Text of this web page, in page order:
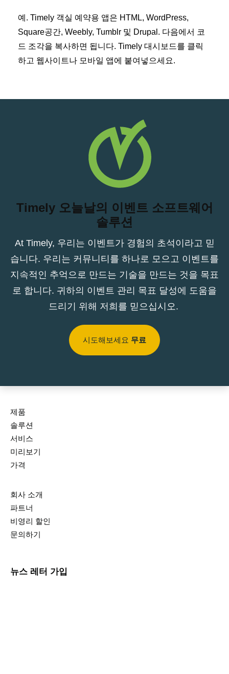
예. Timely 객실 예약용 앱은 HTML, WordPress,
Square공간, Weebly, Tumblr 및 Drupal. 다음에서 코
드 조각을 복사하면 됩니다. Timely 대시보드를 클릭
하고 웹사이트나 모바일 앱에 붙여넣으세요.
Timely 오늘날의 이벤트 소프트웨어
솔루션
At Timely, 우리는 이벤트가 경험의 초석이라고 믿
습니다. 우리는 커뮤니티를 하나로 모으고 이벤트를
지속적인 추억으로 만드는 기술을 만드는 것을 목표
로 합니다. 귀하의 이벤트 관리 목표 달성에 도움을
드리기 위해 저희를 믿으십시오.
시도해보세요 무료
제품
솔루션
서비스
미리보기
가격
회사 소개
파트너
비영리 할인
문의하기
뉴스 레터 가입